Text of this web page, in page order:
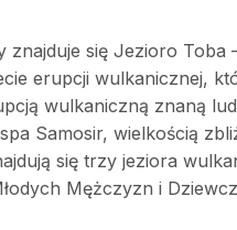
się Jezioro Toba
erupcji wulkanicznej,
wulkaniczną znaną
Samosir, wielkością
się trzy jeziora
Mężczyzn i